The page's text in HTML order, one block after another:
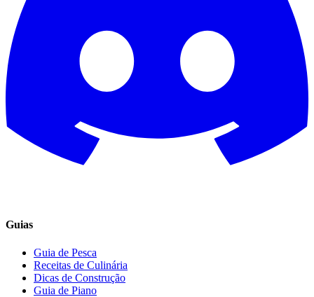
Guias
Guia de Pesca
Receitas de Culinária
Dicas de Construção
Guia de Piano